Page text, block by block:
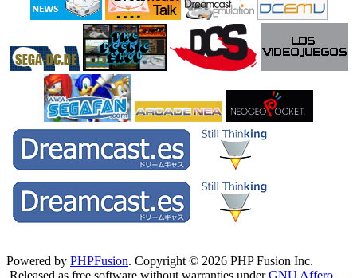
Powered by PHPFusion. Copyright © 2026 PHP Fusion Inc.
Released as free software without warranties underGNU Affero